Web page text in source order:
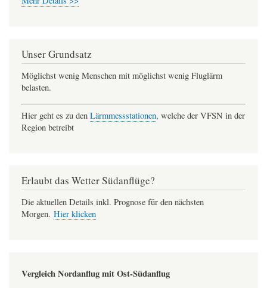
Unser Grundsatz
Möglichst wenig Menschen mit möglichst wenig Fluglärm
belasten.
Hier geht es zu den Lärmmessstationen, welche der VFSN in der
Region betreibt
Erlaubt das Wetter Südanflüge?
Die aktuellen Details inkl. Prognose für den nächsten
Morgen. Hier klicken
Vergleich Nordanflug mit Ost-Südanflug